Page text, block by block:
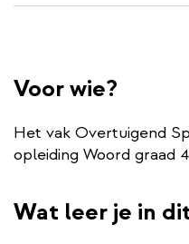
Voor wie?
Het vak Overtuigend
opleiding Woord graad
Wat leer je in